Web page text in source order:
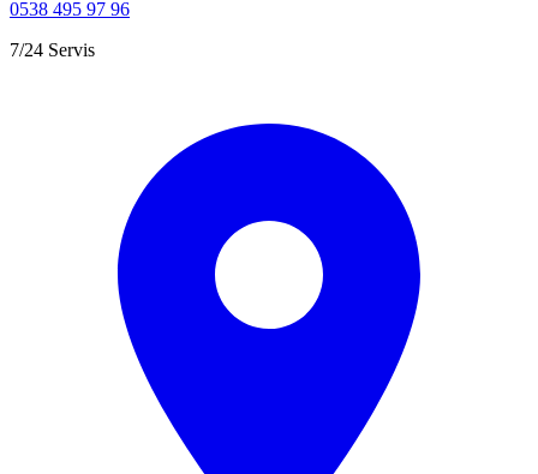
0538 495 97 96
7/24 Servis